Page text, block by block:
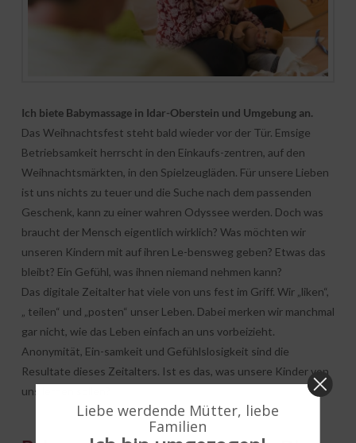
Ich biete Babymassage in Idar-Oberstein und Umgebung an.
Das Weihnachtsfest steht bald wieder vor der Tür. Emsige
Betriebsamkeit herrscht in den Einkaufs-zentren, auf den
Weihnachtsmärkten, in den Spielzeugläden. Für unsere Lieben
ist uns nichts zu teuer und die Suche nach dem passenden
Geschenk, kann zu einer wahren Odyssee werden. Doch was
braucht der Mensch eigentlich wirklich? Was möchten wir
unseren Kindern mit auf ihren Le-bensweg geben? Etwas das
bleibt? Ein Gefühl, was ihnen niemand nehmen kann?
Das digitale Zeitalter hat viele von uns fest im Griff. Wir „liken“,
„ teilen“ und „posten“ unser Leben. Dabei merken wir manchmal
gar nicht, wie das Leben einfach an uns vorbeizieht.
Anonymität, Ein-samkeit und Gefühlslosigkeit sind die
Resultate dieses Zeitalters. Ist es das, was unsere Kinder von
uns lernen sollen?
Liebe werdende Mütter, liebe
Familien